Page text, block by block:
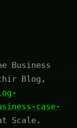
Business
Blog,
case-
Scale.